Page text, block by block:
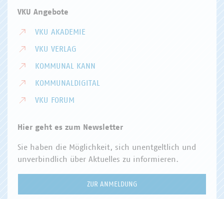
VKU Angebote
VKU AKADEMIE
VKU VERLAG
KOMMUNAL KANN
KOMMUNALDIGITAL
VKU FORUM
Hier geht es zum Newsletter
Sie haben die Möglichkeit, sich unentgeltlich und
unverbindlich über Aktuelles zu informieren.
ZUR ANMELDUNG